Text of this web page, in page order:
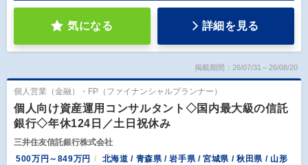
気になる 詳細を見る
掲載期間：26/07/31～26/08/20
個人営業（金融）・FP（ファイナンシャルプランナー）
個人向け資産運用コンサルタント◇国内最大級の信託
銀行◇年休124日／土日祝休み
三井住友信託銀行株式会社
500万円～849万円
北海道 / 青森県 / 岩手県 / 宮城県 / 秋田県 / 山形